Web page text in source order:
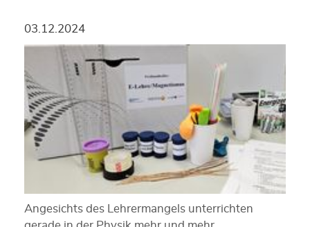
03.12.2024
Angesichts des Lehrermangels unterrichten